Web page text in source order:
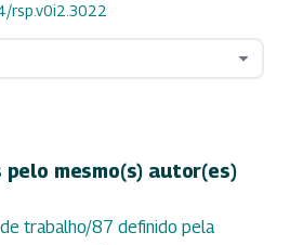
rsp.v0i2.3022
mesmo(s) autor(es)
trabalho/87 definido pela